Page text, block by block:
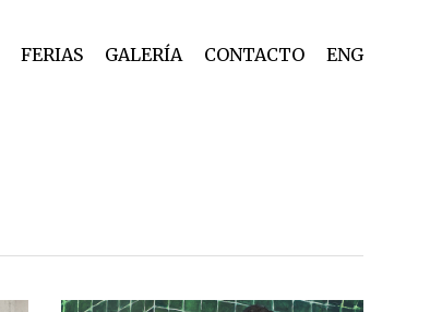
FERIAS GALERÍA CONTACTO ENG